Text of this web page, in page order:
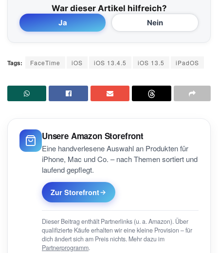
War dieser Artikel hilfreich?
Ja Nein
Tags: FaceTime iOS iOS 13.4.5 iOS 13.5 iPadOS
Unsere Amazon Storefront
Eine handverlesene Auswahl an Produkten für
iPhone, Mac und Co. – nach Themen sortiert und
laufend gepflegt.
Zur Storefront
Dieser Beitrag enthält Partnerlinks (u. a. Amazon). Über
qualifizierte Käufe erhalten wir eine kleine Provision – für
dich ändert sich am Preis nichts. Mehr dazu im
Partnerprogramm.